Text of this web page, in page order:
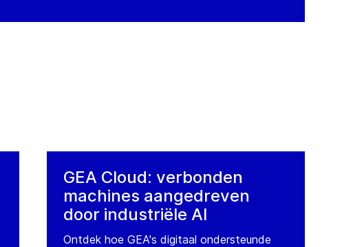
GEA Cloud: verbonden
machines aangedreven
door industriële AI
Ontdek hoe GEA's digitaal ondersteunde